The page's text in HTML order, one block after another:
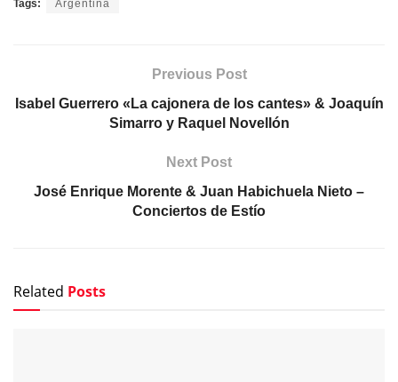
Tags: Argentina
Previous Post
Isabel Guerrero «La cajonera de los cantes» & Joaquín
Simarro y Raquel Novellón
Next Post
José Enrique Morente & Juan Habichuela Nieto –
Conciertos de Estío
Related Posts